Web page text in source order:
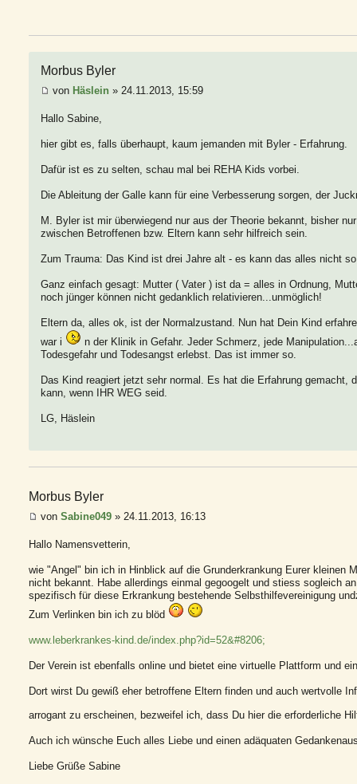
Morbus Byler
von Häslein » 24.11.2013, 15:59
Hallo Sabine,
hier gibt es, falls überhaupt, kaum jemanden mit Byler - Erfahrung.
Dafür ist es zu selten, schau mal bei REHA Kids vorbei.
Die Ableitung der Galle kann für eine Verbesserung sorgen, der
M. Byler ist mir überwiegend nur aus der Theorie bekannt, bisher
zwischen Betroffenen bzw. Eltern kann sehr hilfreich sein.
Zum Trauma: Das Kind ist drei Jahre alt - es kann das alles nicht
Ganz einfach gesagt: Mutter ( Vater ) ist da = alles in Ordnung,
noch jünger können nicht gedanklich relativieren...unmöglich!
Eltern da, alles ok, ist der Normalzustand. Nun hat Dein Kind
war i
n der Klinik in Gefahr. Jeder Schmerz, jede
Todesgefahr und Todesangst erlebst. Das ist immer so.
Das Kind reagiert jetzt sehr normal. Es hat die Erfahrung
kann, wenn IHR WEG seid.
LG, Häslein
Morbus Byler
von Sabine049 » 24.11.2013, 16:13
‎Hallo Namensvetterin,
wie "Angel" bin ich in Hinblick auf die Grunderkrankung Eurer kleinen
nicht bekannt. Habe allerdings einmal gegoogelt und stiess sogleich
spezifisch für diese Erkrankung bestehende Selbsthilfevereinigung
Zum Verlinken bin ich zu blöd
www.leberkrankes-kind.de/index.php?id=52&#8206;
Der Verein ist ebenfalls online und bietet eine virtuelle Plattform und
Dort wirst Du gewiß eher betroffene Eltern finden und auch wertvolle
arrogant zu erscheinen, bezweifel ich, dass Du hier die erforderliche
Auch ich wünsche Euch alles Liebe und einen adäquaten
Liebe Grüße Sabine